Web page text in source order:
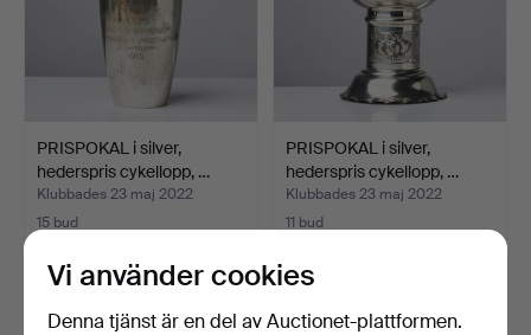
PRISPOKAL i silver,
hederspris cykellopp, …
Klubbades 23 maj 2022
15 bud
PRISPOKAL i silver,
hederspris cykellopp, …
Klubbades 23 maj 2022
11 bud
Vi använder cookies
Denna tjänst är en del av Auctionet-plattformen.